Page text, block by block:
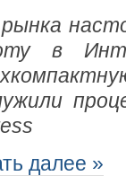
в
далее »